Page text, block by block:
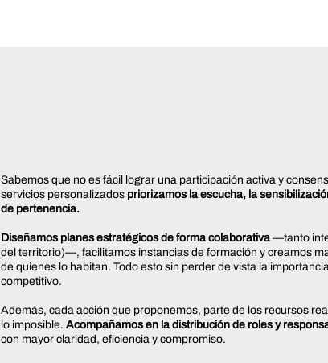
Sabemos que no es fácil lograr una participación activa y
servicios personalizados priorizamos la escucha, la
de pertenencia.
Diseñamos planes estratégicos de forma colaborativa—tanto
del territorio)—, facilitamos instancias de formación y creamos
de quienes lo habitan. Todo esto sin perder de vista la
competitivo.
Además, cada acción que proponemos, parte de los recursos
lo imposible.Acompañamos en la distribución de roles y
con mayor claridad, eficiencia y compromiso.